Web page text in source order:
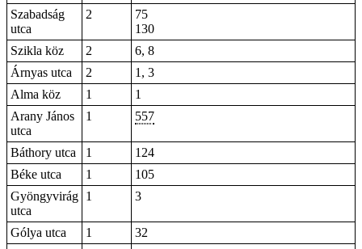
Szabadság
utca
2
75
130
Szikla köz
2
6, 8
Árnyas utca
2
1, 3
Alma köz
1
1
Arany János
utca
1 557
Báthory utca 1
124
Béke utca
1
105
Gyöngyvirág
utca
1 3
Gólya utca 1
32